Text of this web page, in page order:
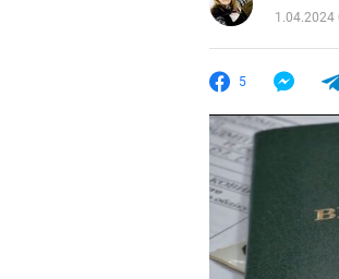
1.04.2024
5